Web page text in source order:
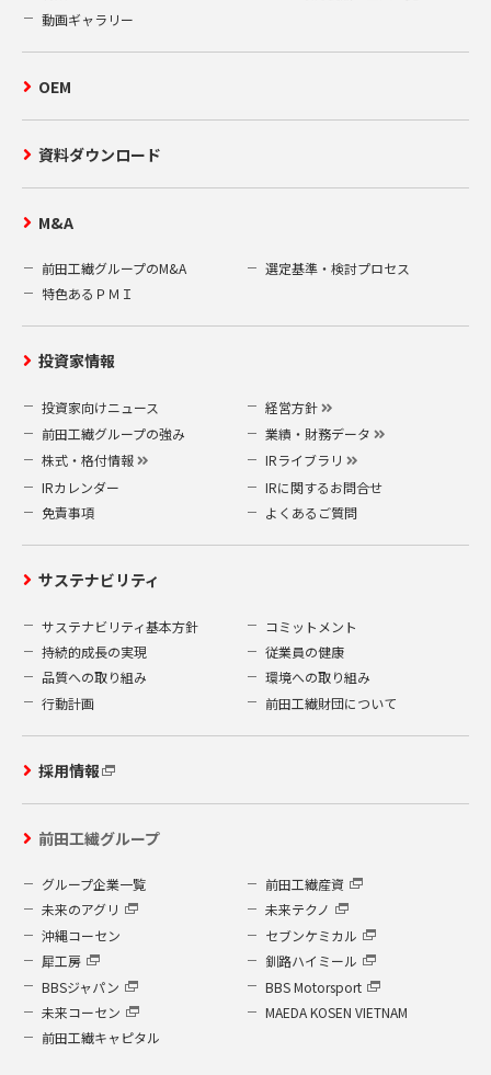
動画ギャラリー
OEM
資料ダウンロード
M&A
前田工繊グループのM&A
選定基準・検討プロセス
特色あるＰＭＩ
投資家情報
投資家向けニュース
経営方針
前田工繊グループの強み
業績・財務データ
株式・格付情報
IRライブラリ
IRカレンダー
IRに関するお問合せ
免責事項
よくあるご質問
サステナビリティ
サステナビリティ基本方針
コミットメント
持続的成長の実現
従業員の健康
品質への取り組み
環境への取り組み
行動計画
前田工繊財団について
採用情報
前田工繊グループ
グループ企業一覧
前田工繊産資
未来のアグリ
未来テクノ
沖縄コーセン
セブンケミカル
犀工房
釧路ハイミール
BBSジャパン
BBS Motorsport
未来コーセン
MAEDA KOSEN VIETNAM
前田工繊キャピタル